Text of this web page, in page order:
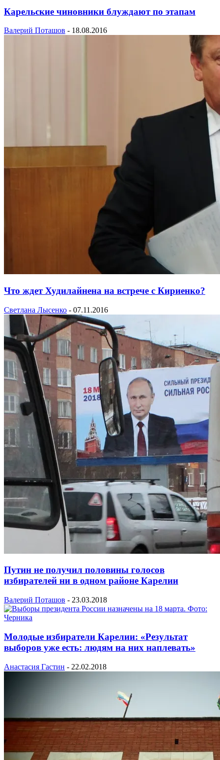
Карельские чиновники блуждают по этапам
Валерий Поташов - 18.08.2016
Что ждет Худилайнена на встрече с Кириенко?
Светлана Лысенко - 07.11.2016
Путин не получил половины голосов
избирателей ни в одном районе Карелии
Валерий Поташов - 23.03.2018
Молодые избиратели Карелии: «Результат
выборов уже есть: людям на них наплевать»
Анастасия Гастин - 22.02.2018